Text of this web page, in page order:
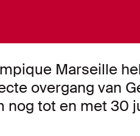
Marseille
overgang van
nog tot en met 30